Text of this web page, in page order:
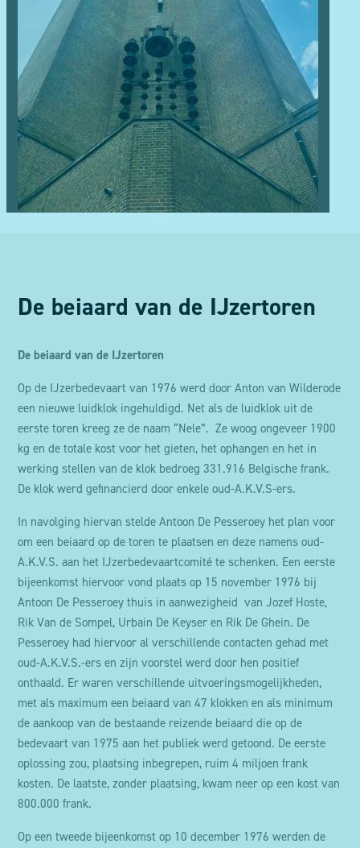
De beiaard van de IJzertoren
De beiaard van de IJzertoren
Op de IJzerbedevaart van 1976 werd door Anton van Wilderode
een nieuwe luidklok ingehuldigd. Net als de luidklok uit de
eerste toren kreeg ze de naam “Nele”. Ze woog ongeveer 1900
kg en de totale kost voor het gieten, het ophangen en het in
werking stellen van de klok bedroeg 331.916 Belgische frank.
De klok werd gefinancierd door enkele oud-A.K.V.S-ers.
In navolging hiervan stelde Antoon De Pesseroey het plan voor
om een beiaard op de toren te plaatsen en deze namens oud-
A.K.V.S. aan het IJzerbedevaartcomité te schenken. Een eerste
bijeenkomst hiervoor vond plaats op 15 november 1976 bij
Antoon De Pesseroey thuis in aanwezigheid van Jozef Hoste,
Rik Van de Sompel, Urbain De Keyser en Rik De Ghein. De
Pesseroey had hiervoor al verschillende contacten gehad met
oud-A.K.V.S.-ers en zijn voorstel werd door hen positief
onthaald. Er waren verschillende uitvoeringsmogelijkheden,
met als maximum een beiaard van 47 klokken en als minimum
de aankoop van de bestaande reizende beiaard die op de
bedevaart van 1975 aan het publiek werd getoond. De eerste
oplossing zou, plaatsing inbegrepen, ruim 4 miljoen frank
kosten. De laatste, zonder plaatsing, kwam neer op een kost van
800.000 frank.
Op een tweede bijeenkomst op 10 december 1976 werden de